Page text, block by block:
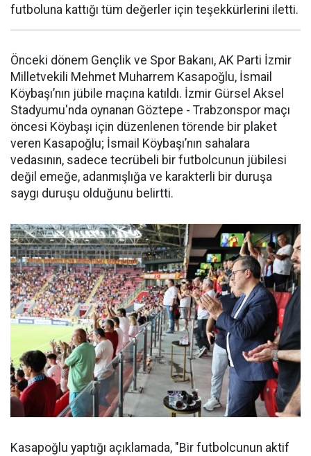
futboluna kattığı tüm değerler için teşekkürlerini iletti.
Önceki dönem Gençlik ve Spor Bakanı, AK Parti İzmir
Milletvekili Mehmet Muharrem Kasapoğlu, İsmail
Köybaşı’nın jübile maçına katıldı. İzmir Gürsel Aksel
Stadyumu'nda oynanan Göztepe - Trabzonspor maçı
öncesi Köybaşı için düzenlenen törende bir plaket
veren Kasapoğlu; İsmail Köybaşı’nın sahalara
vedasının, sadece tecrübeli bir futbolcunun jübilesi
değil emeğe, adanmışlığa ve karakterli bir duruşa
saygı duruşu olduğunu belirtti.
Kasapoğlu yaptığı açıklamada, "Bir futbolcunun aktif